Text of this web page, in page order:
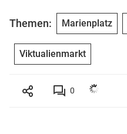
Themen: Marienplatz
Viktualienmarkt
0